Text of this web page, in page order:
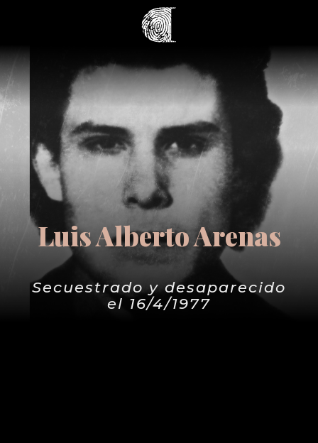
Luis Alberto Arenas
Secuestrado y desaparecido
el 16/4/1977